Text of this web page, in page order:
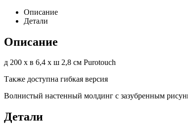
Описание
Детали
Описание
д 200 x в 6,4 x ш 2,8 см Purotouch ‎
Также доступна гибкая версия
Волнистый настенный молдинг с зазубренным
Детали